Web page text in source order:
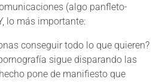
(algo panfleto-
lo más importante:
conseguir todo lo que quieren?
sigue disparando las
pone de manifiesto que